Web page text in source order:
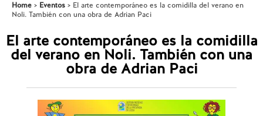
Home Eventos
El arte contemporáneo es la comidilla del verano en
Noli. También con una obra de Adrian Paci
El arte contemporáneo es la comidilla
del verano en Noli. También con una
obra de Adrian Paci